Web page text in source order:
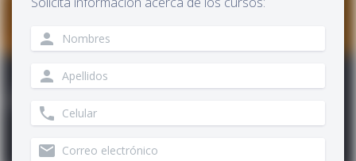
person
person
phone
email